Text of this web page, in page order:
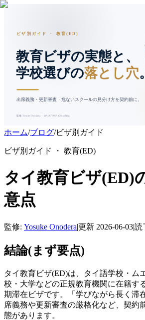
ビザ別ガイド ・ 教育(ED)
教育ビザの実態と、
学校選びの落とし穴
出席義務・更新審査・危ないスクールの見分け方を契約前に。
監修: Yosuke Onodera ・ WALC VISA Consulting
ホーム/ブログ/ビザ別ガイド
ビザ別ガイド ・ 教育(ED)
タイ教育ビザ(ED)
意点
監修: Yosuke Onodera|更新 2026-06-03|読
結論(まず要点)
タイ教育ビザ(ED)は、タイ語学校・ム
校・大学などの正規教育機関に在籍す
期滞在ビザです。「学びながら長く滞
席義務や更新審査の厳格化など、契約
態があります。